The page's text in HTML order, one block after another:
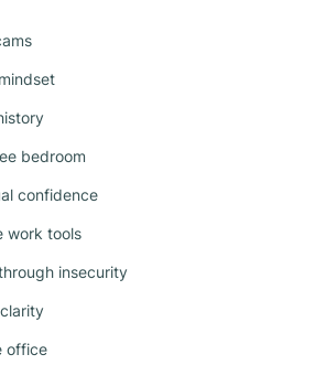
bedroom
confidence
work tools
insecurity
office